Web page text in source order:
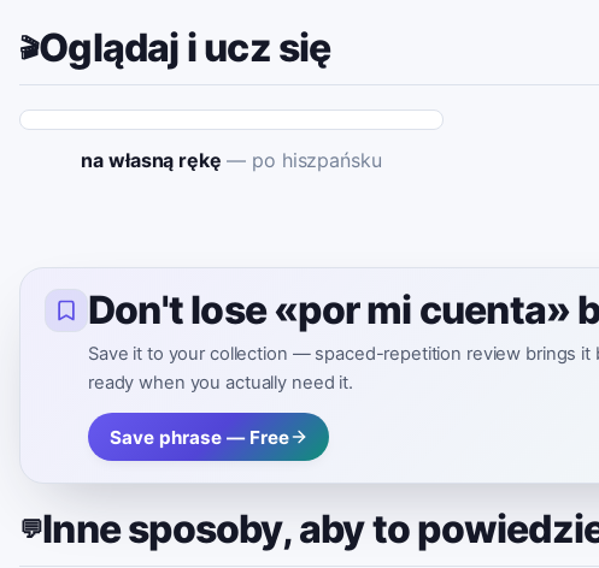
🎬Oglądaj i ucz się
na własną rękę — po hiszpańsku
Don't lose «por mi cuenta»
Save it to your collection — spaced-repetition review brings
ready when you actually need it.
Save phrase — Free
💬Inne sposoby, aby to